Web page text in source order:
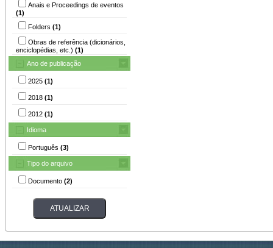
Anais e Proceedings de eventos
(1)
Folders (1)
Obras de referência (dicionários,
enciclopédias, etc.) (1)
Ano de publicação
2025 (1)
2018 (1)
2012 (1)
Idioma
Português (3)
Tipo do arquivo
Documento (2)